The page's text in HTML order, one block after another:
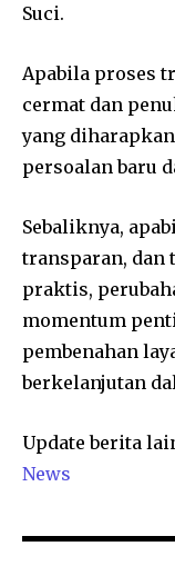
Suci.
Apabila proses
cermat dan
yang
persoalan baru
Sebaliknya,
transparan, dan
praktis,
momentum
pembenahan
berkelanjutan
Update berita
News